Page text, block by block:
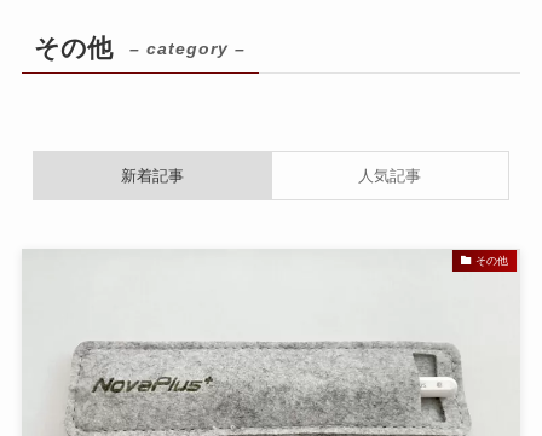
その他 – category –
新着記事 人気記事
その他